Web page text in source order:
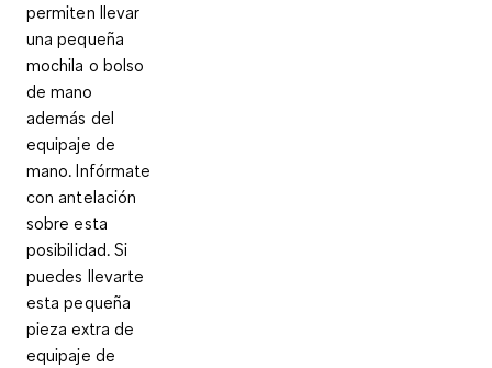
permiten llevar
una pequeña
mochila o bolso
de mano
además del
equipaje de
mano. Infórmate
con antelación
sobre esta
posibilidad. Si
puedes llevarte
esta pequeña
pieza extra de
equipaje de